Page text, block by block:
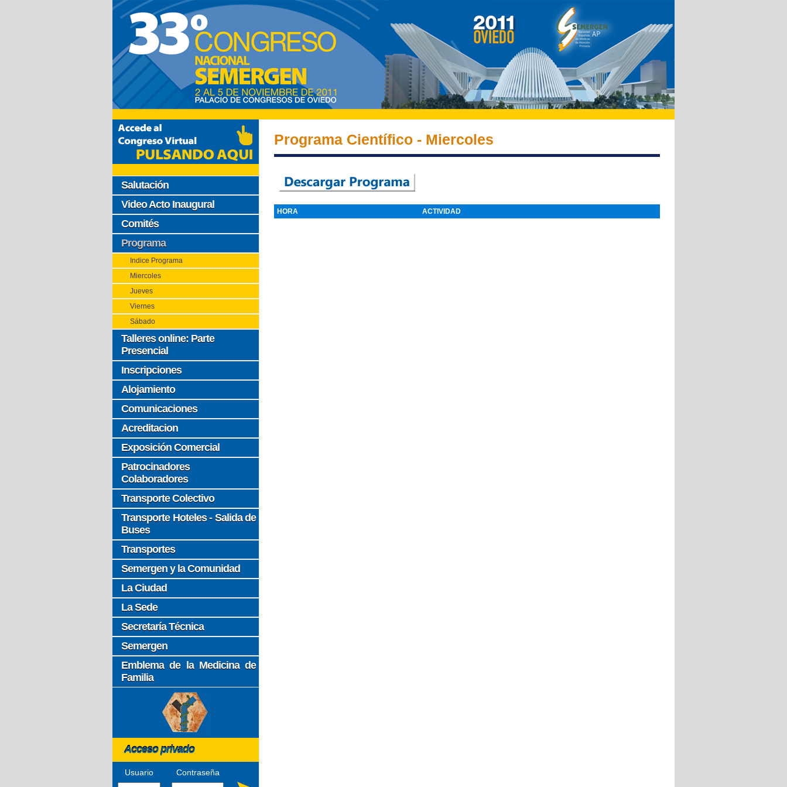
Salutación
Video Acto Inaugural
Comités
Programa
Indice Programa
Miercoles
Jueves
Viernes
Sábado
Talleres online: Parte
Presencial
Inscripciones
Alojamiento
Comunicaciones
Acreditacion
Exposición Comercial
Patrocinadores
Colaboradores
Transporte Colectivo
Transporte Hoteles - Salida de
Buses
Transportes
Semergen y la Comunidad
La Ciudad
La Sede
Secretaría Técnica
Semergen
Emblema de la Medicina de
Familia
Acceso privado
Usuario Contraseña
Programa Científico - Miercoles
HORA ACTIVIDAD